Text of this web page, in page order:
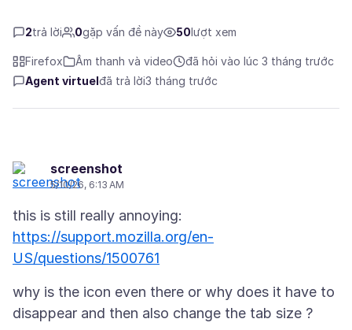
2trả lời 0gặp vấn đề này 50lượt xem
Firefox Âm thanh và video
đã hỏi vào lúc 3 tháng trước
Agent virtuelđã trả lời3 tháng trước
screenshot
5/10/26, 6:13 AM
https://support.mozilla.org/en-
US/questions/1500761
why is the icon even there or why does it have to